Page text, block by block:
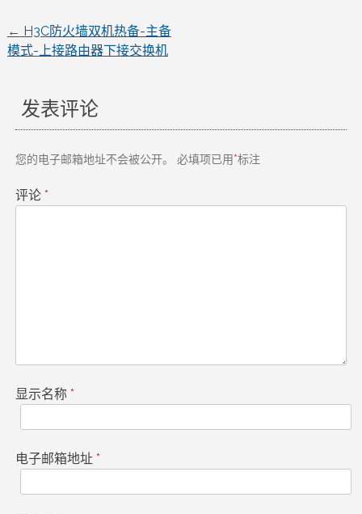
文
导
航
← H3C防火墙双机热备-主备
模式-上接路由器下接交换机
发表评论
您的电子邮箱地址不会被公开。 必填项已用*标注
评论 *
显示名称 *
电子邮箱地址 *